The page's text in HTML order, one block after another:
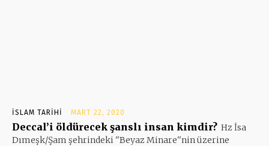
İSLAM TARIHI MART 22, 2020
Deccal’i öldürecek şanslı insan kimdir? Hz İsa
Dımeşk/Şam şehrindeki ''Beyaz Minare''nin üzerine